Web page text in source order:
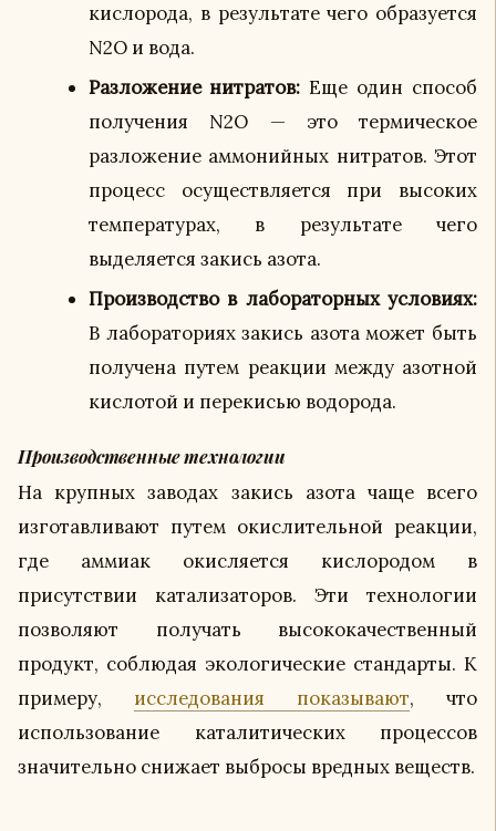
кислорода, в результате чего образуется
N2O и вода.
Разложение нитратов: Еще один способ
получения N2O — это термическое
разложение аммонийных нитратов. Этот
процесс осуществляется при высоких
температурах, в результате чего
выделяется закись азота.
Производство в лабораторных условиях:
В лабораториях закись азота может быть
получена путем реакции между азотной
кислотой и перекисью водорода.
Производственные технологии
На крупных заводах закись азота чаще всего
изготавливают путем окислительной реакции,
где аммиак окисляется кислородом в
присутствии катализаторов. Эти технологии
позволяют получать высококачественный
продукт, соблюдая экологические стандарты. К
примеру, исследования показывают, что
использование каталитических процессов
значительно снижает выбросы вредных веществ.